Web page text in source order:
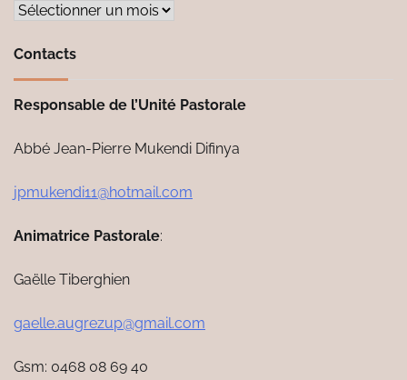
Archives
Contacts
Responsable de l’Unité Pastorale
Abbé Jean-Pierre Mukendi Difinya
jpmukendi11@hotmail.com
Animatrice Pastorale:
Gaëlle Tiberghien
gaelle.augrezup@gmail.com
Gsm: 0468 08 69 40